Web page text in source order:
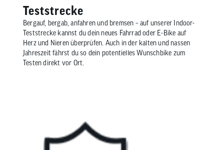
Teststrecke
Bergauf, bergab, anfahren und bremsen – auf unserer Indoor-
Teststrecke kannst du dein neues Fahrrad oder E-Bike auf
Herz und Nieren überprüfen. Auch in der kalten und nassen
Jahreszeit fährst du so dein potentielles Wunschbike zum
Testen direkt vor Ort.